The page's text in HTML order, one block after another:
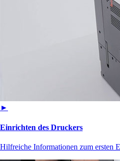
►
Einrichten des Druckers
Hilfreiche Informationen zum ersten